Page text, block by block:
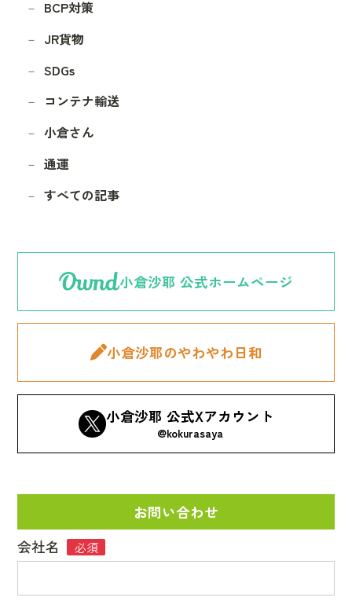
BCP対策
JR貨物
SDGs
コンテナ輸送
小倉さん
通運
すべての記事
小倉沙耶 公式ホームページ
小倉沙耶のやわやわ日和
小倉沙耶 公式Xアカウント
@kokurasaya
お問い合わせ
会社名
必須